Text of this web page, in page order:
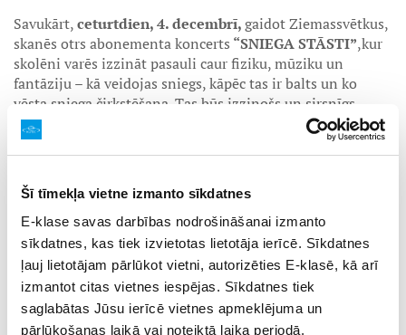
Šī tīmekļa vietne izmanto sīkdatnes
E-klase savas darbības nodrošināšanai izmanto
sīkdatnes, kas tiek izvietotas lietotāja ierīcē. Sīkdatnes
ļauj lietotājam pārlūkot vietni, autorizēties E-klasē, kā arī
izmantot citas vietnes iespējas. Sīkdatnes tiek
saglabātas Jūsu ierīcē vietnes apmeklējuma un
pārlūkošanas laikā vai noteiktā laika periodā.
Savukārt,ceturtdien, 4. decembrī,gaidot Ziemassvētkus,
skanēs otrs abonementa koncerts “SNIEGA STĀSTI”,kur
skolēni varēs izzināt pasauli caur fiziku, mūziku un
fantāziju – kā veidojas sniegs, kāpēc tas ir balts un ko
vēsta sniega čirkstēšana. Tas būs izzinošs un sirsnīgs
koncerts, kurā orķestris kopā ar Daumantu un kādu
noslēpumainu svētku viesi vēstīs par sniegu un ziemas
ievijas humors un kopā būšanas prieks, tiks izdziedātas
labi zināmās Ziemassvētku melodijas, kuru vidū “Svētki
ledus pilī”, “Laba slava sniedziņam”, “Zvaniņš skan” un
citas. Koncertzāli pieskandinās arī tādi favorīti kā P.
Čaikovska “Saldumu fejas deja” no baleta “Riekstkodis”, V.
Pūces “Klusa un svēta nakts” un mūzikā vēstīti stāsti par
ziemeļbriedi Rūdolfu, saldējumu, svētku eglīti un citiem
gaidītiem brīnumiem. “ Dziedāsim līdzi, piedalīsimies